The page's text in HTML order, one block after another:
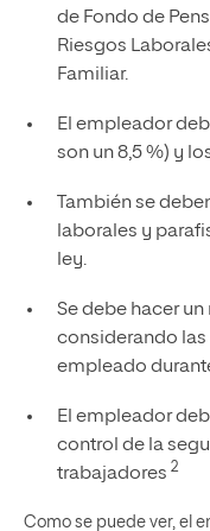
de Fondo de
Riesgos
Familiar.
El empleador
son un 8,5 %) y
También se
laborales y
ley.
Se debe hacer
considerando las
empleado
El empleador
control de la
trabajadores 2
Como se puede ver, el